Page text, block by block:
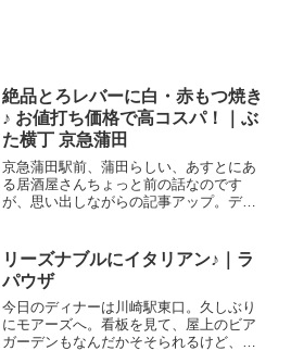
絶品とろレバーに白・赤もつ焼き
♪ お値打ち価格で高コスパ！｜ぶ
た横丁 京急蒲田
京急蒲田駅前、蒲田らしい、あすとにあ
る居酒屋さんちょっと前の話なのです
が、思い出しながらの記事アップ。ディ
へ行ってみました。京急蒲田駅の西口か
ら、JR蒲田駅の方へ伸び...
リーズナブルにイタリアン♪｜ラ
パウザ
今日のディナーは川崎駅東口。久しぶり
にモアーズへ。看板を見て、屋上のビア
ガーデンもなんだかそそられるけど、今